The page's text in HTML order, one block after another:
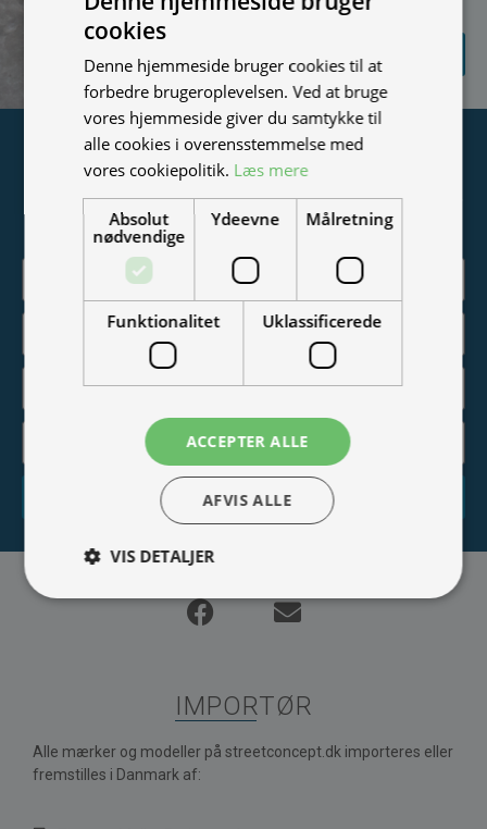
vi spammer ikke)
FORESPØRGSEL
Tilmeld nyhedsmail
Vær blandt de første til at modtage info om nye produkter,
tilbud, events og udstillinger.
Tilmeld
IMPORTØR
Alle mærker og modeller på streetconcept.dk importeres eller
fremstilles i Danmark af:
cookies
Denne hjemmeside bruger cookies til at
forbedre brugeroplevelsen. Ved at bruge
vores hjemmeside giver du samtykke til
alle cookies i overensstemmelse med
vores cookiepolitik. Læs mere
Absolut
nødvendige
Ydeevne Målretning
Funktionalitet Uklassificerede
ACCEPTER ALLE
AFVIS ALLE
VIS DETALJER